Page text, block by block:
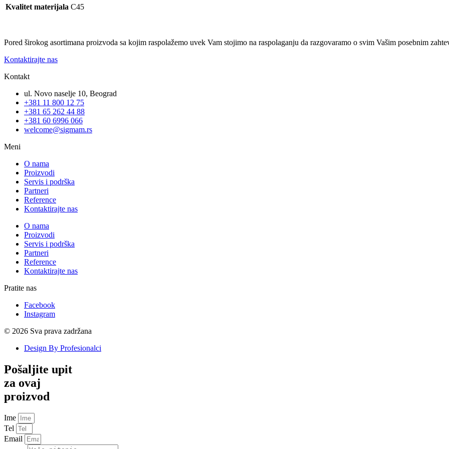
Kvalitet materijala C45
Pored širokog asortimana proizvoda sa kojim raspolažemo uvek Vam stojimo na raspolaganju da razgovaramo o svim Vašim posebnim
Kontaktirajte nas
Kontakt
ul. Novo naselje 10, Beograd
+381 11 800 12 75
+381 65 262 44 88
+381 60 6996 066
welcome@sigmam.rs
Meni
O nama
Proizvodi
Servis i podrška
Partneri
Reference
Kontaktirajte nas
O nama
Proizvodi
Servis i podrška
Partneri
Reference
Kontaktirajte nas
Pratite nas
Facebook
Instagram
© 2026 Sva prava zadržana
Design By Profesionalci
Pošaljite upit
za ovaj
proizvod
Ime
Tel
Email